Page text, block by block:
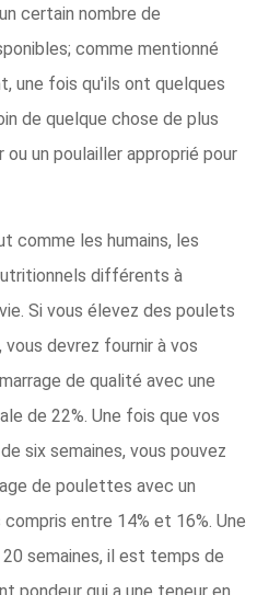
certain nombre de
comme mentionné
une fois qu'ils ont quelques
de quelque chose de plus
ou un poulailler approprié pour
comme les humains, les
différents à
Si vous élevez des poulets
devrez fournir à vos
de qualité avec une
de 22%. Une fois que vos
six semaines, vous pouvez
de poulettes avec un
entre 14% et 16%. Une
semaines, il est temps de